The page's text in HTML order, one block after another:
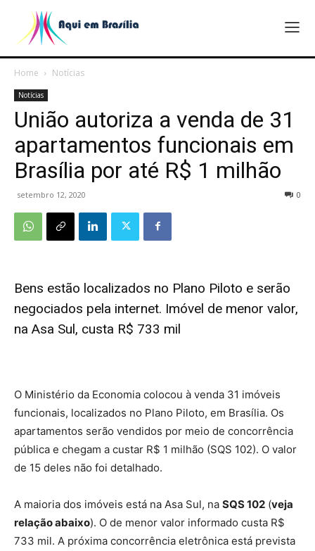
Home Notícias
Notícias
União autoriza a venda de 31
apartamentos funcionais em
Brasília por até R$ 1 milhão
setembro 12, 2020 0
Bens estão localizados no Plano Piloto e serão
negociados pela internet. Imóvel de menor valor,
na Asa Sul, custa R$ 733 mil
O Ministério da Economia colocou à venda 31 imóveis
funcionais, localizados no Plano Piloto, em Brasília. Os
apartamentos serão vendidos por meio de concorrência
pública e chegam a custar R$ 1 milhão (SQS 102). O valor
de 15 deles não foi detalhado.
A maioria dos imóveis está na Asa Sul, na SQS 102 (veja
relação abaixo). O de menor valor informado custa R$
733 mil. A próxima concorrência eletrônica está prevista